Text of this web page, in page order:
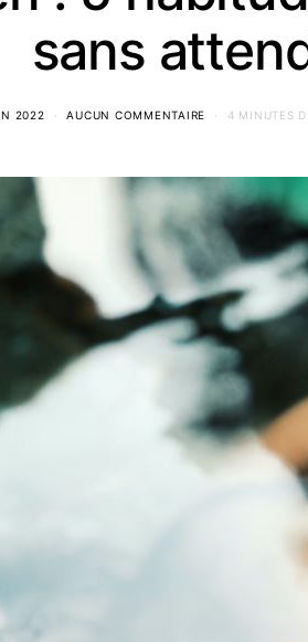
sans
2022 AUCUN COMMENTAIRE 4 MINUTES